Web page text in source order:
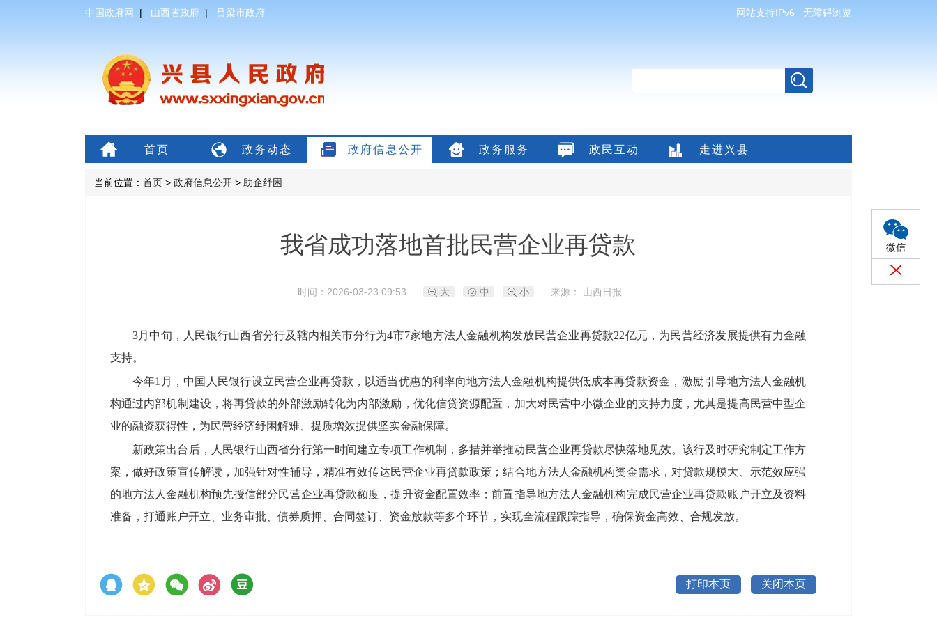
微信
中国政府网 | 山西省政府 | 吕梁市政府 无障碍浏览
网站支持IPv6
首页 政务动态 政府信息公开 政务服务 政民互动 走进兴县
当前位置： 首页 > 政府信息公开 > 助企纾困
我省成功落地首批民营企业再贷款
时间：2026-03-23 09:53 大 中 小 来源： 山西日报
3月中旬，人民银行山西省分行及辖内相关市分行为4市7家地方法人金融机构发放民营企业再贷款22亿元，为民营经济发展提供有力金融
支持。
今年1月，中国人民银行设立民营企业再贷款，以适当优惠的利率向地方法人金融机构提供低成本再贷款资金，激励引导地方法人金融机
构通过内部机制建设，将再贷款的外部激励转化为内部激励，优化信贷资源配置，加大对民营中小微企业的支持力度，尤其是提高民营中型企
业的融资获得性，为民营经济纾困解难、提质增效提供坚实金融保障。
新政策出台后，人民银行山西省分行第一时间建立专项工作机制，多措并举推动民营企业再贷款尽快落地见效。该行及时研究制定工作方
案，做好政策宣传解读，加强针对性辅导，精准有效传达民营企业再贷款政策；结合地方法人金融机构资金需求，对贷款规模大、示范效应强
的地方法人金融机构预先授信部分民营企业再贷款额度，提升资金配置效率；前置指导地方法人金融机构完成民营企业再贷款账户开立及资料
准备，打通账户开立、业务审批、债券质押、合同签订、资金放款等多个环节，实现全流程跟踪指导，确保资金高效、合规发放。
打印本页 关闭本页